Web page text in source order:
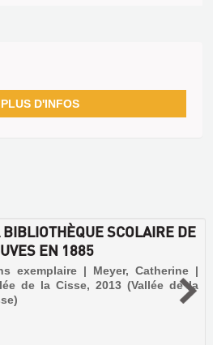
PLUS D'INFOS
BIBLIOTHÈQUE SCOLAIRE DE
EN 1885
exemplaire | Meyer, Catherine |
de la Cisse, 2013 (Vallée de la